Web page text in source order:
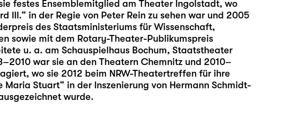
festes Ensemblemitglied am Theater Ingolstadt, wo
III.“ in der Regie von Peter Rein zu sehen war und 2005
des Staatsministeriums für Wissenschaft,
sowie mit dem Rotary-Theater-Publikumspreis
u. a. am Schauspielhaus Bochum, Staatstheater
war sie an den Theatern Chemnitz und 2010–
wo sie 2012 beim NRW-Theatertreffen für ihre
Maria Stuart“ in der Inszenierung von Hermann Schmidt-
wurde.